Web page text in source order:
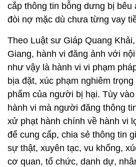
cắp thông tin bỗng dưng bị bêu
đòi nợ mặc dù chưa từng vay
Theo Luật sư Giáp Quang
Giang, hành vi đăng ảnh với
như vậy là hành vi vi phạm
bịa đặt, xúc phạm nghiêm
phẩm của người bị hại. Tùy
hành vi mà người đăng thông
xử phạt hành chính về hành vi
để cung cấp, chia sẻ thông tin
sự thật, xuyên tạc, vu khống,
cơ quan, tổ chức, danh dự,